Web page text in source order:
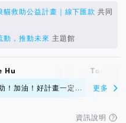
貓救助公益計畫｜線下匯款 共同
動，推動未來 主題館
Hu
！加油！好計畫一定...
Tony
好計畫
更多
資訊說明